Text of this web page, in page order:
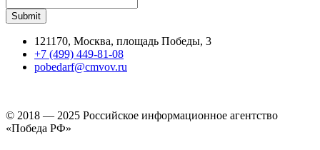
121170, Москва, площадь Победы, 3
+7 (499) 449-81-08
pobedarf@cmvov.ru
© 2018 — 2025 Российское информационное агентство
«Победа РФ»